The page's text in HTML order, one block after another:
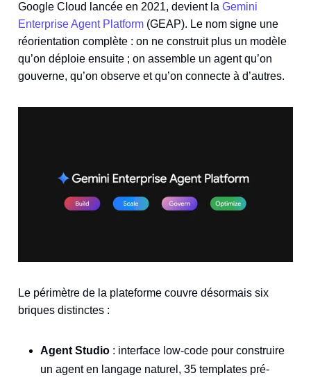
Google Cloud lancée en 2021, devient la Gemini
Enterprise Agent Platform (GEAP). Le nom signe une
réorientation complète : on ne construit plus un modèle
qu’on déploie ensuite ; on assemble un agent qu’on
gouverne, qu’on observe et qu’on connecte à d’autres.
Le périmètre de la plateforme couvre désormais six
briques distinctes :
Agent Studio : interface low-code pour construire
un agent en langage naturel, 35 templates pré-